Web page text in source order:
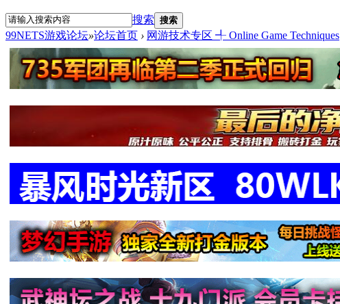
搜索 搜索
99NETS游戏论坛»论坛首页 › 网游技术专区 ╃ Online Game Techniques